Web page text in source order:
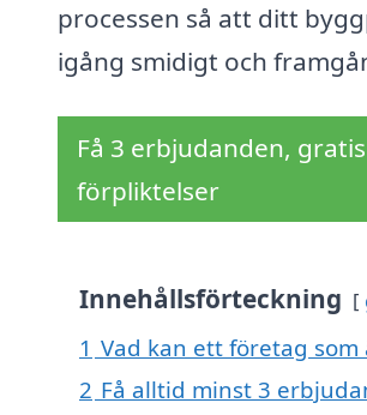
processen så att ditt
igång smidigt och
Få 3 erbjudanden,
förpliktelser
Innehållsförteckning
1 Vad kan ett företag
2 Få alltid minst 3